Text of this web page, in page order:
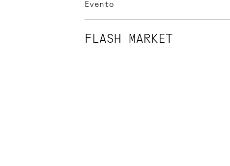
Evento
FLASH MARKET